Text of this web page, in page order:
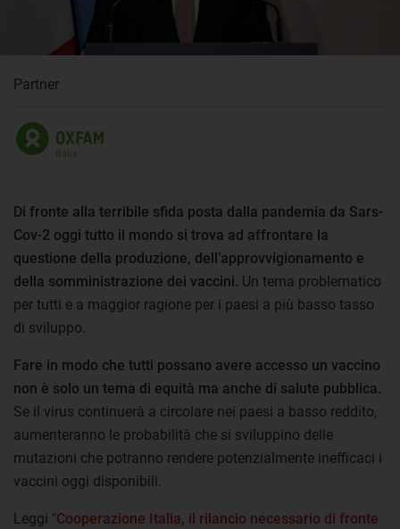
Partner
Di fronte alla terribile sfida posta dalla pandemia da Sars-
Cov-2 oggi tutto il mondo si trova ad affrontare la
questione della produzione, dell’approvvigionamento e
della somministrazione dei vaccini. Un tema problematico
per tutti e a maggior ragione per i paesi a più basso tasso
di sviluppo.
Fare in modo che tutti possano avere accesso un vaccino
non è solo un tema di equità ma anche di salute pubblica.
Se il virus continuerà a circolare nei paesi a basso reddito,
aumenteranno le probabilità che si sviluppino delle
mutazioni che potranno rendere potenzialmente inefficaci i
vaccini oggi disponibili.
Leggi "Cooperazione Italia, il rilancio necessario di fronte